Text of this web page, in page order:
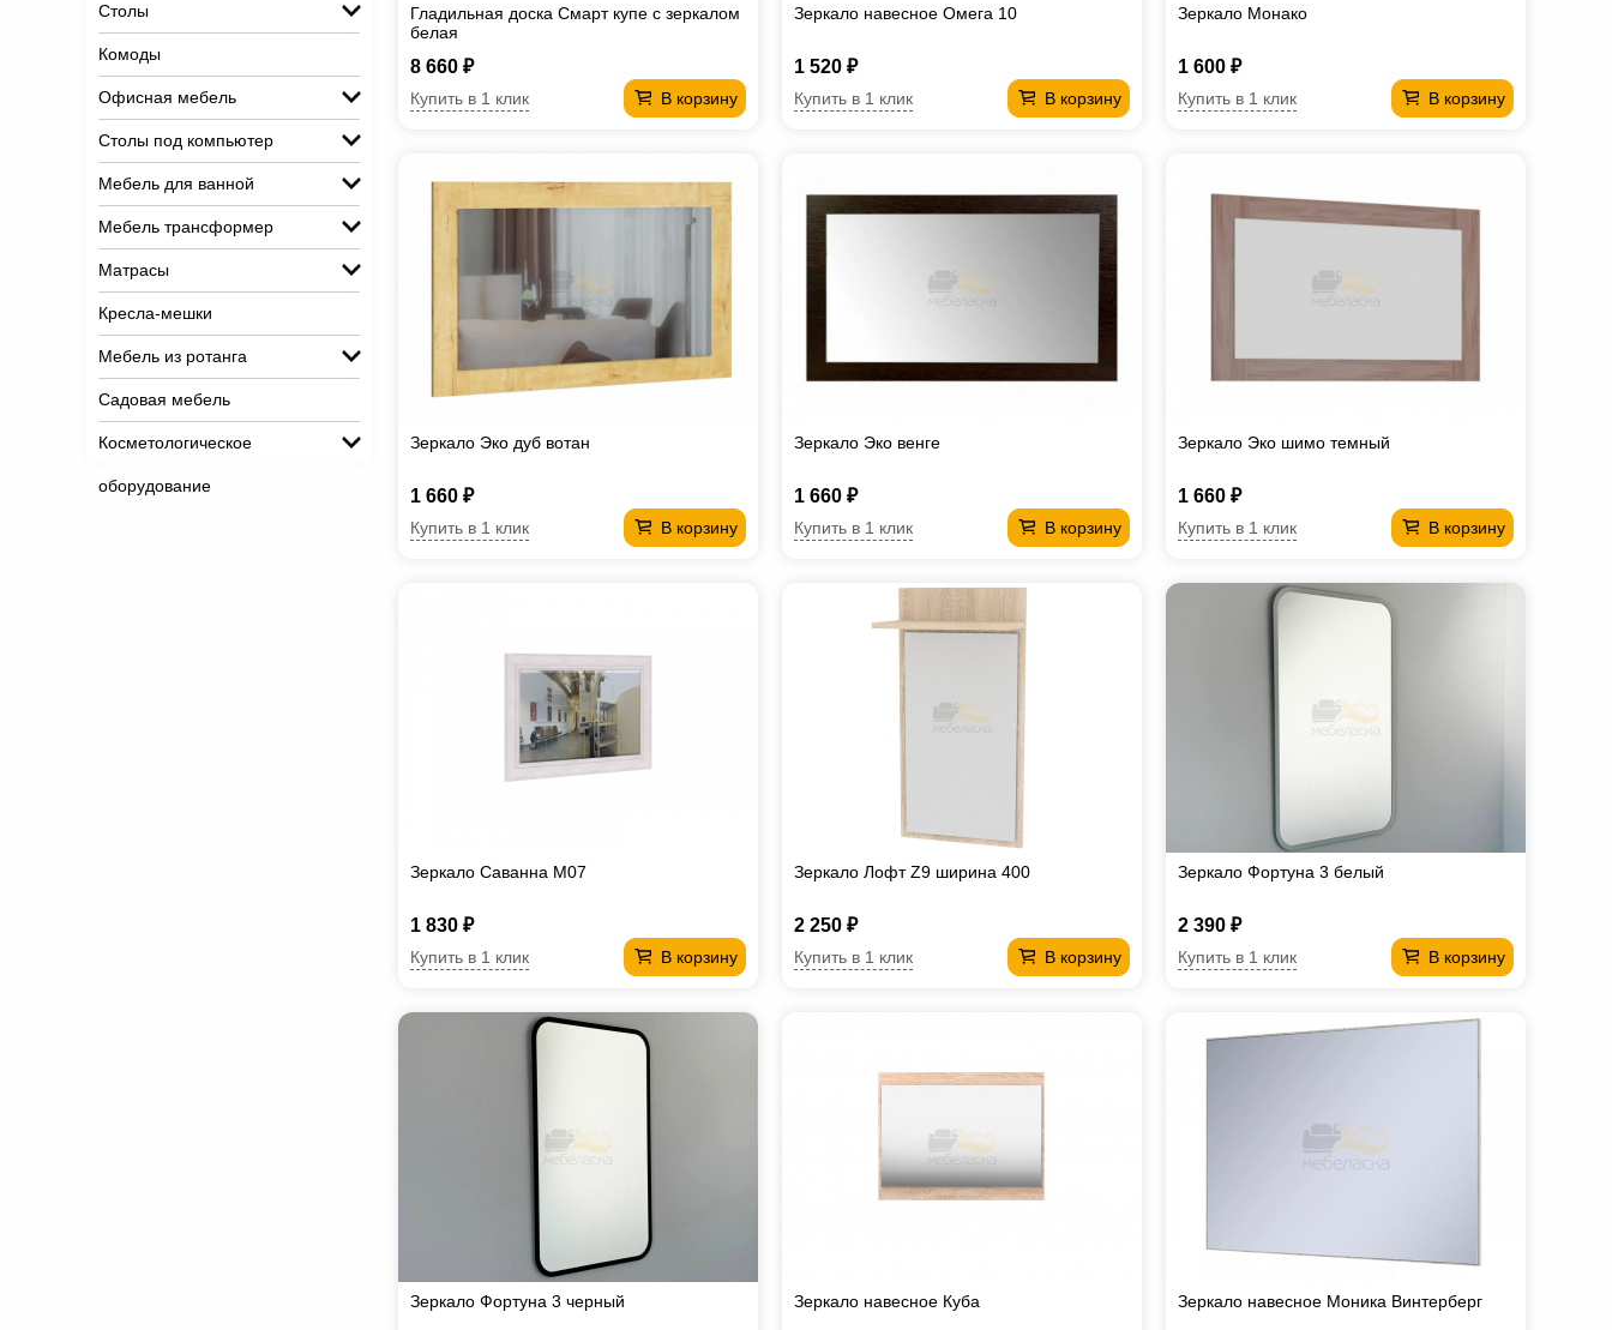
Столы
Комоды
Офисная мебель
Столы под компьютер
Мебель для ванной
Мебель трансформер
Матрасы
Кресла-мешки
Мебель из ротанга
Садовая мебель
Косметологическое
оборудование
Гладильная доска Смарт купе с зеркалом
белая
8 660 ₽
В корзину
Купить в 1 клик
Зеркало навесное Омега 10
1 520 ₽
В корзину
Купить в 1 клик
Зеркало Монако
1 600 ₽
В корзину
Купить в 1 клик
Зеркало Эко дуб вотан
1 660 ₽
В корзину
Купить в 1 клик
Зеркало Эко венге
1 660 ₽
В корзину
Купить в 1 клик
Зеркало Эко шимо темный
1 660 ₽
В корзину
Купить в 1 клик
Зеркало Саванна М07
1 830 ₽
В корзину
Купить в 1 клик
Зеркало Лофт Z9 ширина 400
2 250 ₽
В корзину
Купить в 1 клик
Зеркало Фортуна 3 белый
2 390 ₽
В корзину
Купить в 1 клик
Зеркало Фортуна 3 черный Зеркало навесное Куба Зеркало навесное Моника Винтерберг